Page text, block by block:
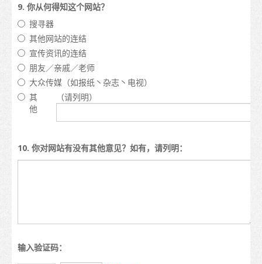
9. 你从何得知这个网站？
搜寻器
其他网站的连结
宣传资讯的连结
朋友／亲戚／老师
大众传媒（如报纸丶杂志丶电视）
其
他
（请列明）
10. 你对网站有没有其他意见？如有，请列明：
输入验证码：